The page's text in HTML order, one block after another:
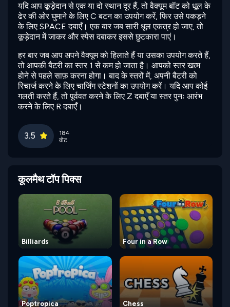
यदि आप कूड़ेदान से एक या दो स्थान दूर हैं, तो वैक्यूम बॉट को धूल के
ढेर की ओर घुमाने के लिए C बटन का उपयोग करें, फिर उसे पकड़ने
के लिए SPACE दबाएँ। एक बार जब सारी धूल एकत्र हो जाए, तो
कूड़ेदान में जाकर और स्पेस दबाकर इससे छुटकारा पाएं।
हर बार जब आप अपने वैक्यूम को हिलाते हैं या उसका उपयोग करते हैं,
तो आपकी बैटरी का स्तर 1 से कम हो जाता है। आपको स्तर खत्म
होने से पहले साफ़ करना होगा। बाद के स्तरों में, अपनी बैटरी को
रिचार्ज करने के लिए चार्जिंग स्टेशनों का उपयोग करें। यदि आप कोई
गलती करते हैं, तो पूर्ववत करने के लिए Z दबाएँ या स्तर पुनः आरंभ
करने के लिए R दबाएँ।
3.5
184
वोट
कूलमैथ टॉप पिक्स
Billiards Four in a Row
Poptropica Chess